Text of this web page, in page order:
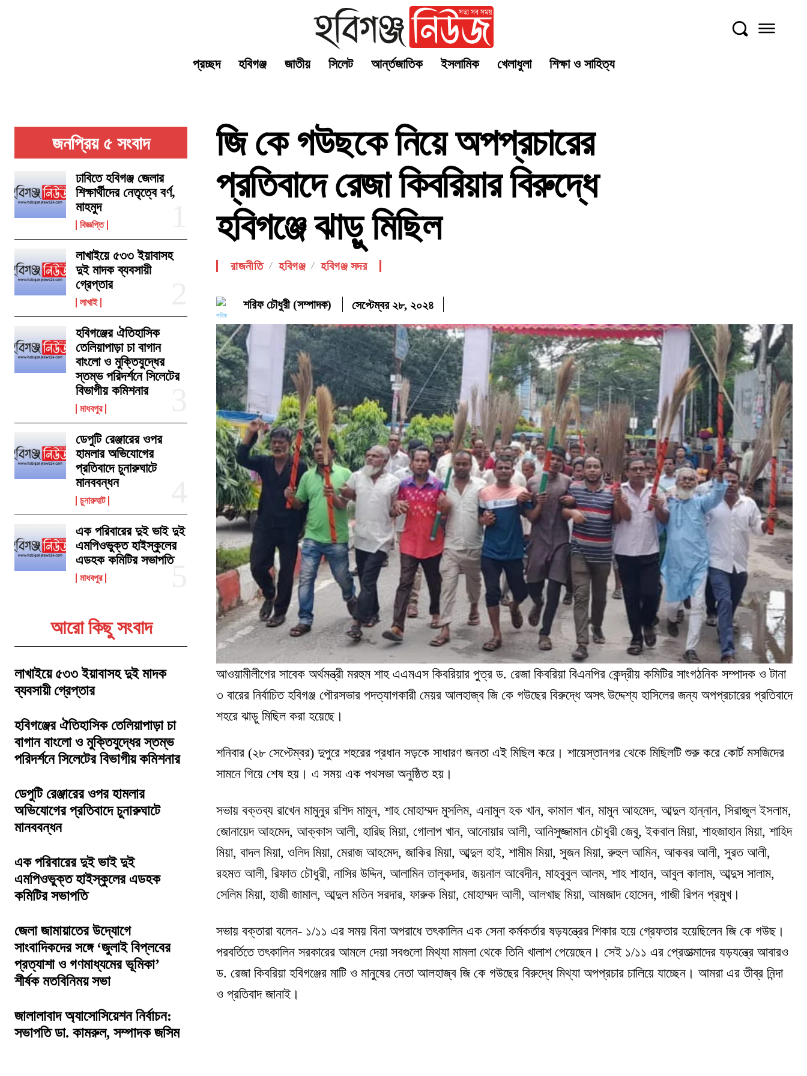
প্রচ্ছদ হবিগঞ্জ জাতীয় সিলেট আর্ন্তজাতিক ইসলামিক খেলাধুলা শিক্ষা ও সাহিত্য
জনপ্রিয় ৫ সংবাদ
ঢাবিতে হবিগঞ্জ জেলার
শিক্ষার্থীদের নেতৃত্বে বর্ণ,
মাহমুদ
বিজ্ঞপ্তি
লাখাইয়ে ৫৩৩ ইয়াবাসহ
দুই মাদক ব্যবসায়ী
গ্রেপ্তার
লাখাই
হবিগঞ্জের ঐতিহাসিক
তেলিয়াপাড়া চা বাগান
বাংলো ও মুক্তিযুদ্ধের
স্তম্ভ পরিদর্শনে সিলেটের
বিভাগীয় কমিশনার
মাধবপুর
ডেপুটি রেঞ্জারের ওপর
হামলার অভিযোগের
প্রতিবাদে চুনারুঘাটে
মানববন্ধন
চুনারুঘাট
এক পরিবারের দুই ভাই দুই
এমপিওভুক্ত হাইস্কুলের
এডহক কমিটির সভাপতি
মাধবপুর
আরো কিছু সংবাদ
লাখাইয়ে ৫৩৩ ইয়াবাসহ দুই মাদক
ব্যবসায়ী গ্রেপ্তার
হবিগঞ্জের ঐতিহাসিক তেলিয়াপাড়া চা
বাগান বাংলো ও মুক্তিযুদ্ধের স্তম্ভ
পরিদর্শনে সিলেটের বিভাগীয় কমিশনার
ডেপুটি রেঞ্জারের ওপর হামলার
অভিযোগের প্রতিবাদে চুনারুঘাটে
মানববন্ধন
এক পরিবারের দুই ভাই দুই
এমপিওভুক্ত হাইস্কুলের এডহক
কমিটির সভাপতি
জেলা জামায়াতের উদ্যোগে
সাংবাদিকদের সঙ্গে ‘জুলাই বিপ্লবের
প্রত্যাশা ও গণমাধ্যমের ভূমিকা’
শীর্ষক মতবিনিময় সভা
জালালাবাদ অ্যাসোসিয়েশন নির্বাচন:
সভাপতি ডা. কামরুল, সম্পাদক জসিম
জি কে গউছকে নিয়ে অপপ্রচারের
প্রতিবাদে রেজা কিবরিয়ার বিরুদ্ধে
হবিগঞ্জে ঝাড়ু মিছিল
রাজনীতি হবিগঞ্জ হবিগঞ্জ সদর
শরিফ চৌধুরী (সম্পাদক) সেপ্টেম্বর ২৮, ২০২৪
আওয়ামীলীগের সাবেক অর্থমন্ত্রী মরহুম শাহ এএমএস কিবরিয়ার পুত্র ড. রেজা কিবরিয়া বিএনপির কেন্দ্রীয় কমিটির সাংগঠনিক সম্পাদক ও টানা
৩ বারের নির্বাচিত হবিগঞ্জ পৌরসভার পদত্যাগকারী মেয়র আলহাজ্ব জি কে গউছের বিরুদ্ধে অসৎ উদ্দেশ্য হাসিলের জন্য অপপ্রচারের প্রতিবাদে
শহরে ঝাড়ু মিছিল করা হয়েছে।
শনিবার (২৮ সেপ্টেম্বর) দুপুরে শহরের প্রধান সড়কে সাধারণ জনতা এই মিছিল করে। শায়েস্তানগর থেকে মিছিলটি শুরু করে কোর্ট মসজিদের
সামনে গিয়ে শেষ হয়। এ সময় এক পথসভা অনুষ্ঠিত হয়।
সভায় বক্তব্য রাখেন মামুনুর রশিদ মামুন, শাহ মোহাম্মদ মুসলিম, এনামুল হক খান, কামাল খান, মামুন আহমেদ, আব্দুল হান্নান, সিরাজুল ইসলাম,
জোনায়েদ আহমেদ, আক্কাস আলী, হারিছ মিয়া, গোলাপ খান, আনোয়ার আলী, আনিসুজ্জামান চৌধুরী জেবু, ইকবাল মিয়া, শাহজাহান মিয়া, শাহিদ
মিয়া, বাদল মিয়া, ওলিদ মিয়া, মেরাজ আহমেদ, জাকির মিয়া, আব্দুল হাই, শামীম মিয়া, সুজন মিয়া, রুহুল আমিন, আকবর আলী, সুরত আলী,
রহমত আলী, রিফাত চৌধুরী, নাসির উদ্দিন, আলামিন তালুকদার, জয়নাল আবেদীন, মাহবুবুল আলম, শাহ শাহান, আবুল কালাম, আব্দুস সালাম,
সেলিম মিয়া, হাজী জামাল, আব্দুল মতিন সরদার, ফারুক মিয়া, মোহাম্মদ আলী, আলখাছ মিয়া, আমজাদ হোসেন, গাজী রিপন প্রমুখ।
সভায় বক্তারা বলেন- ১/১১ এর সময় বিনা অপরাধে তৎকালিন এক সেনা কর্মকর্তার ষড়যন্ত্রের শিকার হয়ে গ্রেফতার হয়েছিলেন জি কে গউছ।
পরবর্তিতে তৎকালিন সরকারের আমলে দেয়া সবগুলো মিথ্যা মামলা থেকে তিনি খালাশ পেয়েছেন। সেই ১/১১ এর প্রেতাত্মাদের যড়যন্ত্রে আবারও
ড. রেজা কিবরিয়া হবিগঞ্জের মাটি ও মানুষের নেতা আলহাজ্ব জি কে গউছের বিরুদ্ধে মিথ্যা অপপ্রচার চালিয়ে যাচ্ছেন। আমরা এর তীব্র নিন্দা
ও প্রতিবাদ জানাই।